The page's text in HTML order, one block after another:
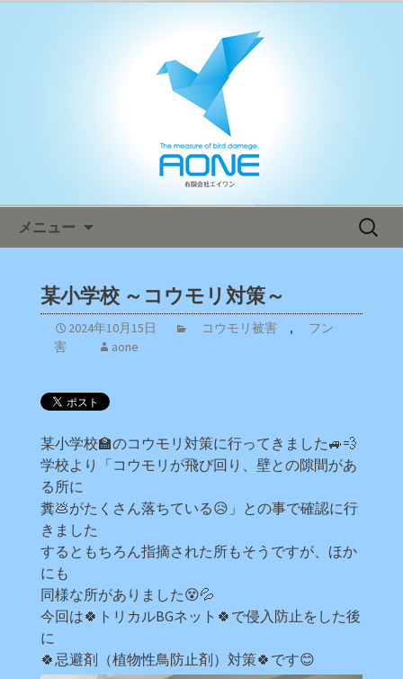
エイワン オフィシャルブログ
メニュー
検
某小学校 ～コウモリ対策～
2024年10月15日 コウモリ被害 ,
フン
害
aone
某小学校🏫のコウモリ対策に行ってきました🚙💨
学校より「コウモリが飛び回り、壁との隙間があ
る所に
糞💩がたくさん落ちている😥」との事で確認に行
きました
するともちろん指摘された所もそうですが、ほか
にも
同様な所がありました😵💦
今回は🍀トリカルBGネット🍀で侵入防止をした後
に
🍀忌避剤（植物性鳥防止剤）対策🍀です😊